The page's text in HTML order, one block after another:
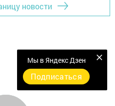
новости
Мы в Яндекс Дзен
Подписаться